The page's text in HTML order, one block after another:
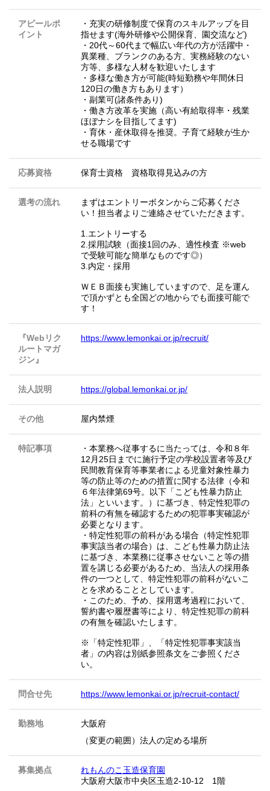
アピールポ
イント
・充実の研修制度で保育のスキルアップを目
指せます(海外研修や公開保育、園交流など)
・20代～60代まで幅広い年代の方が活躍中・
異業種、ブランクのある方、実務経験のない
方等、多様な人材を歓迎いたします
・多様な働き方が可能(時短勤務や年間休日
120日の働き方もあります）
・副業可(諸条件あり)
・働き方改革を実施（高い有給取得率・残業
ほぼナシを目指してます)
・育休・産休取得を推奨。子育て経験が生か
せる職場です
応募資格 保育士資格 資格取得見込みの方
選考の流れ
まずはエントリーボタンからご応募くださ
い！担当者よりご連絡させていただきます。
1.エントリーする
2.採用試験（面接1回のみ、適性検査 ※web
で受験可能な簡単なものです◎）
3.内定・採用
ＷＥＢ面接も実施していますので、足を運ん
で頂かずとも全国どの地からでも面接可能で
す！
『Webリク
ルートマガ
ジン』
https://www.lemonkai.or.jp/recruit/
法人説明 https://global.lemonkai.or.jp/
その他 屋内禁煙
特記事項
・本業務へ従事するに当たっては、令和８年
12月25日までに施行予定の学校設置者等及び
民間教育保育等事業者による児童対象性暴力
等の防止等のための措置に関する法律（令和
６年法律第69号。以下「こども性暴力防止
法」といいます。）に基づき、特定性犯罪の
前科の有無を確認するための犯罪事実確認が
必要となります。
・特定性犯罪の前科がある場合（特定性犯罪
事実該当者の場合）は、こども性暴力防止法
に基づき、本業務に従事させないこと等の措
置を講じる必要があるため、当法人の採用条
件の一つとして、特定性犯罪の前科がないこ
とを求めることとしています。
・このため、予め、採用選考過程において、
誓約書や履歴書等により、特定性犯罪の前科
の有無を確認いたします。
※「特定性犯罪」、「特定性犯罪事実該当
者」の内容は別紙参照条文をご参照くださ
い。
問合せ先 https://www.lemonkai.or.jp/recruit-contact/
勤務地
大阪府
（変更の範囲）法人の定める場所
募集拠点
れもんのこ玉造保育園
大阪府大阪市中央区玉造2-10-12 1階